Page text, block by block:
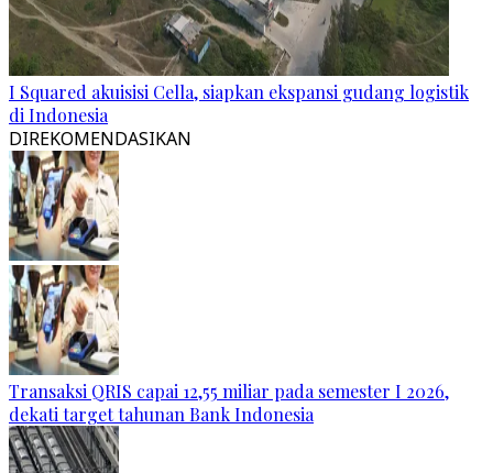
I Squared akuisisi Cella, siapkan ekspansi gudang logistik
di Indonesia
DIREKOMENDASIKAN
Transaksi QRIS capai 12,55 miliar pada semester I 2026,
dekati target tahunan Bank Indonesia